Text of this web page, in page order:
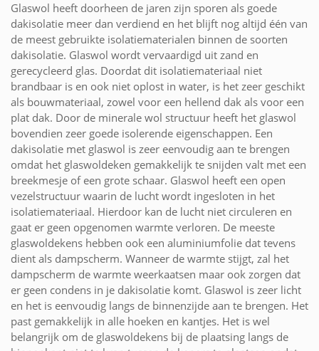
Glaswol heeft doorheen de jaren zijn sporen als goede
dakisolatie meer dan verdiend en het blijft nog altijd één van
de meest gebruikte isolatiematerialen binnen de soorten
dakisolatie. Glaswol wordt vervaardigd uit zand en
gerecycleerd glas. Doordat dit isolatiemateriaal niet
brandbaar is en ook niet oplost in water, is het zeer geschikt
als bouwmateriaal, zowel voor een hellend dak als voor een
plat dak. Door de minerale wol structuur heeft het glaswol
bovendien zeer goede isolerende eigenschappen. Een
dakisolatie met glaswol is zeer eenvoudig aan te brengen
omdat het glaswoldeken gemakkelijk te snijden valt met een
breekmesje of een grote schaar. Glaswol heeft een open
vezelstructuur waarin de lucht wordt ingesloten in het
isolatiemateriaal. Hierdoor kan de lucht niet circuleren en
gaat er geen opgenomen warmte verloren. De meeste
glaswoldekens hebben ook een aluminiumfolie dat tevens
dient als dampscherm. Wanneer de warmte stijgt, zal het
dampscherm de warmte weerkaatsen maar ook zorgen dat
er geen condens in je dakisolatie komt. Glaswol is zeer licht
en het is eenvoudig langs de binnenzijde aan te brengen. Het
past gemakkelijk in alle hoeken en kantjes. Het is wel
belangrijk om de glaswoldekens bij de plaatsing langs de